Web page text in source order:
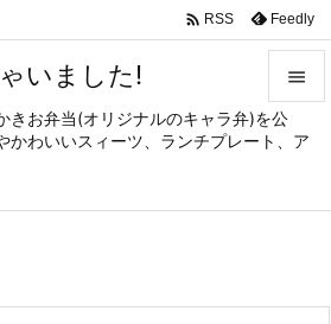
いました!
きお弁当(オリジナルのキャラ弁)を公
かわいいスィーツ、ランチプレート、ア


メニュ
サイド

 RSS Feedly